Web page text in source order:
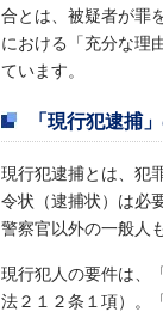
合とは、被疑者が罪
における「充分な理
ています。
「現行犯逮捕
現行犯逮捕とは、犯
令状（逮捕状）は必
警察官以外の一般人
現行犯人の要件は、
法２１２条１項）。